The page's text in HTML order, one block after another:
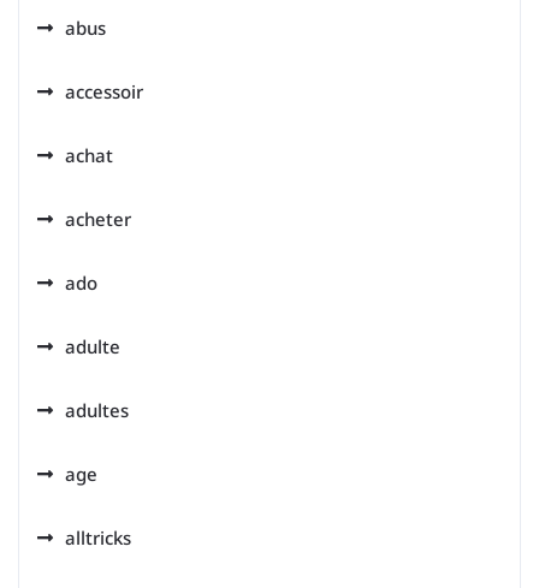
abus
accessoir
achat
acheter
ado
adulte
adultes
age
alltricks